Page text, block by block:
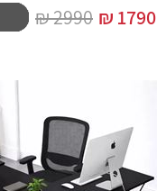
1790
₪
2990 ₪